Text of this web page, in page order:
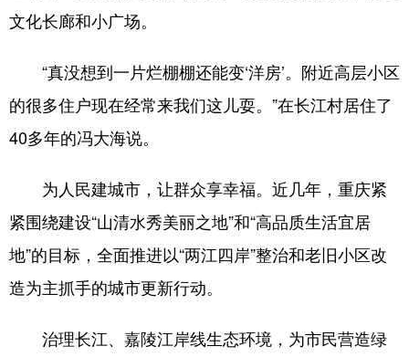
文化长廊和小广场。
“真没想到一片烂棚棚还能变‘洋房’。附近高层小区
的很多住户现在经常来我们这儿耍。”在长江村居住了
40多年的冯大海说。
为人民建城市，让群众享幸福。近几年，重庆紧
紧围绕建设“山清水秀美丽之地”和“高品质生活宜居
地”的目标，全面推进以“两江四岸”整治和老旧小区改
造为主抓手的城市更新行动。
治理长江、嘉陵江岸线生态环境，为市民营造绿